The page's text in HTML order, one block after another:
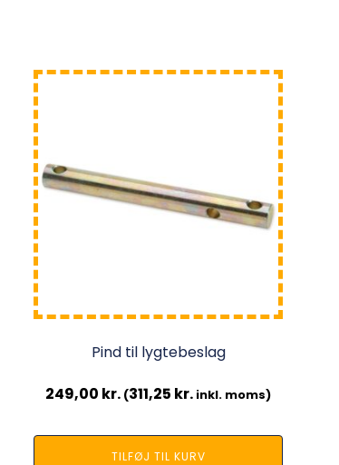
Pind til lygtebeslag
249,00 kr. (311,25 kr. inkl. moms)
TILFØJ TIL KURV